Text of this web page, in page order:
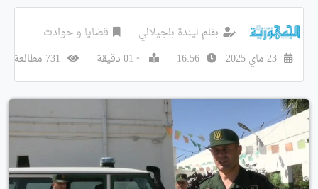
بقلم ليندة بلجيلالي
قضايا و حوادث
~ 01 دقيقة